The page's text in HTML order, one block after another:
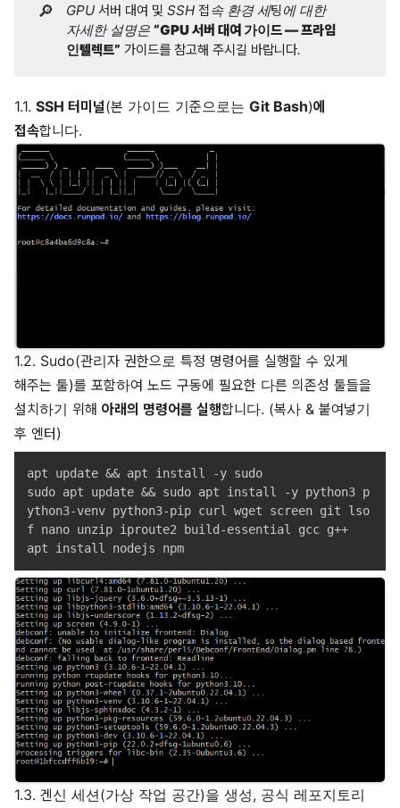
🔎
GPU 서버 대여 및 SSH 접속 환경 세팅에 대한
자세한 설명은 “GPU 서버 대여 가이드 — 프라임
인텔렉트” 가이드를 참고해 주시길 바랍니다.
1.1. SSH 터미널(본 가이드 기준으로는 Git Bash)에
접속합니다.
1.2. Sudo(관리자 권한으로 특정 명령어를 실행할 수 있게
해주는 툴)를 포함하여 노드 구동에 필요한 다른 의존성 툴들을
설치하기 위해 아래의 명령어를 실행합니다. (복사 & 붙여넣기
후 엔터)
apt update && apt install -y sudo
sudo apt update && sudo apt install -y python3 p
ython3-venv python3-pip curl wget screen git lso
f nano unzip iproute2 build-essential gcc g++
1.3. 겐신 세션(가상 작업 공간)을 생성, 공식 레포지토리